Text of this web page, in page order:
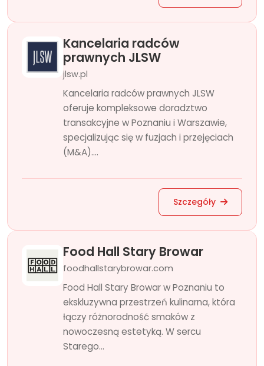
Kancelaria radców
prawnych JLSW
jlsw.pl
Kancelaria radców prawnych JLSW
oferuje kompleksowe doradztwo
transakcyjne w Poznaniu i Warszawie,
specjalizując się w fuzjach i przejęciach
(M&A)....
Szczegóły
Food Hall Stary Browar
foodhallstarybrowar.com
Food Hall Stary Browar w Poznaniu to
ekskluzywna przestrzeń kulinarna, która
łączy różnorodność smaków z
nowoczesną estetyką. W sercu
Starego...